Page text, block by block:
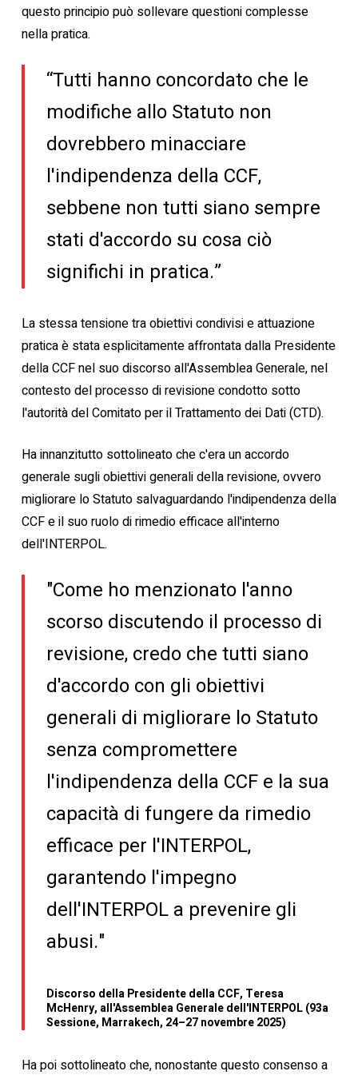
questo principio può sollevare questioni complesse
nella pratica.
“Tutti hanno concordato che le
modifiche allo Statuto non
dovrebbero minacciare
l'indipendenza della CCF,
sebbene non tutti siano sempre
stati d'accordo su cosa ciò
significhi in pratica.”
La stessa tensione tra obiettivi condivisi e attuazione
pratica è stata esplicitamente affrontata dalla Presidente
della CCF nel suo discorso all'Assemblea Generale, nel
contesto del processo di revisione condotto sotto
l'autorità del Comitato per il Trattamento dei Dati (CTD).
Ha innanzitutto sottolineato che c'era un accordo
generale sugli obiettivi generali della revisione, ovvero
migliorare lo Statuto salvaguardando l'indipendenza della
CCF e il suo ruolo di rimedio efficace all'interno
dell'INTERPOL.
"Come ho menzionato l'anno
scorso discutendo il processo di
revisione, credo che tutti siano
d'accordo con gli obiettivi
generali di migliorare lo Statuto
senza compromettere
l'indipendenza della CCF e la sua
capacità di fungere da rimedio
efficace per l'INTERPOL,
garantendo l'impegno
dell'INTERPOL a prevenire gli
abusi."
Discorso della Presidente della CCF, Teresa
McHenry, all'Assemblea Generale dell'INTERPOL (93a
Sessione, Marrakech, 24–27 novembre 2025)
Ha poi sottolineato che, nonostante questo consenso a